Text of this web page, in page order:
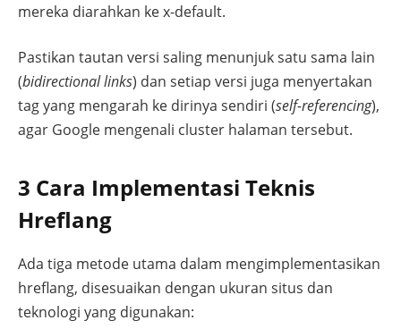
mereka diarahkan ke x-default.
Pastikan tautan versi saling menunjuk satu sama lain
(bidirectional links) dan setiap versi juga menyertakan
tag yang mengarah ke dirinya sendiri (self-referencing),
agar Google mengenali cluster halaman tersebut.
3 Cara Implementasi Teknis
Hreflang
Ada tiga metode utama dalam mengimplementasikan
hreflang, disesuaikan dengan ukuran situs dan
teknologi yang digunakan: